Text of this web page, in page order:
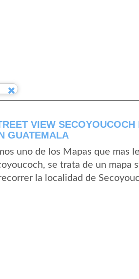
VIEW
GUATEMALA
uno de los Mapas que mas
se trata de un mapa
la localidad de